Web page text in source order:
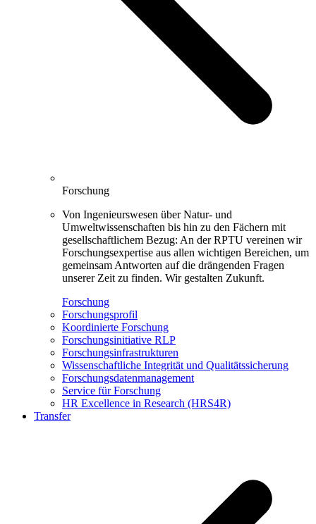
Forschung
Von Ingenieurswesen über Natur- und
Umweltwissenschaften bis hin zu den Fächern mit
gesellschaftlichem Bezug: An der RPTU vereinen wir
Forschungsexpertise aus allen wichtigen Bereichen, um
gemeinsam Antworten auf die drängenden Fragen
unserer Zeit zu finden. Wir gestalten Zukunft.
Forschung
Forschungsprofil
Koordinierte Forschung
Forschungsinitiative RLP
Forschungsinfrastrukturen
Wissenschaftliche Integrität und Qualitätssicherung
Forschungsdatenmanagement
Service für Forschung
HR Excellence in Research (HRS4R)
Transfer